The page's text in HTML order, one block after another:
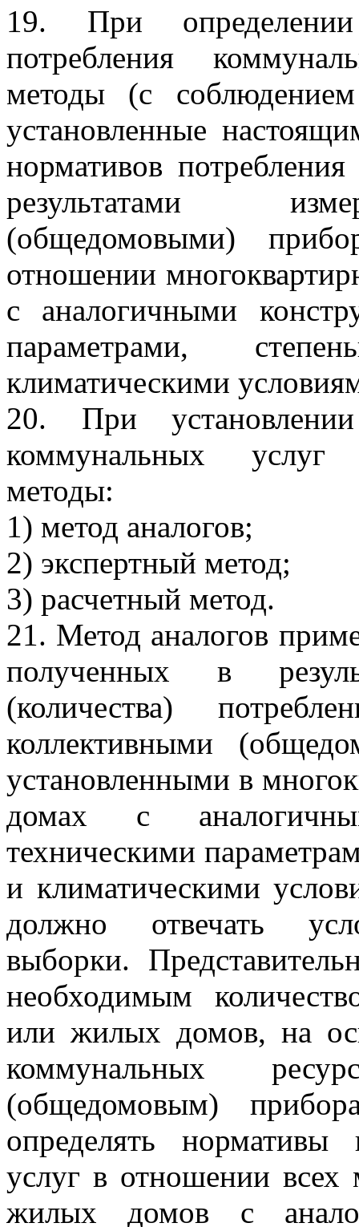
19. При
потребления
методы (с
установленные
нормативов
результатами
(общедомовыми)
отношении
с аналогичными
параметрами,
климатическими
20. При
коммунальных услуг
методы:
1) метод аналогов;
2) экспертный метод;
3) расчетный метод.
21. Метод аналогов
полученных в
(количества)
коллективными
установленными в
домах с
техническими
и климатическими
должно отвечать
выборки.
необходимым
или жилых домов, на
коммунальных
(общедомовым)
определять нормативы
услуг в отношении всех
жилых домов с